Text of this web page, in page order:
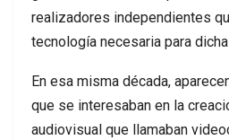
realizadores independientes
tecnología necesaria para
En esa misma década,
que se interesaban en la
audiovisual que llamaban